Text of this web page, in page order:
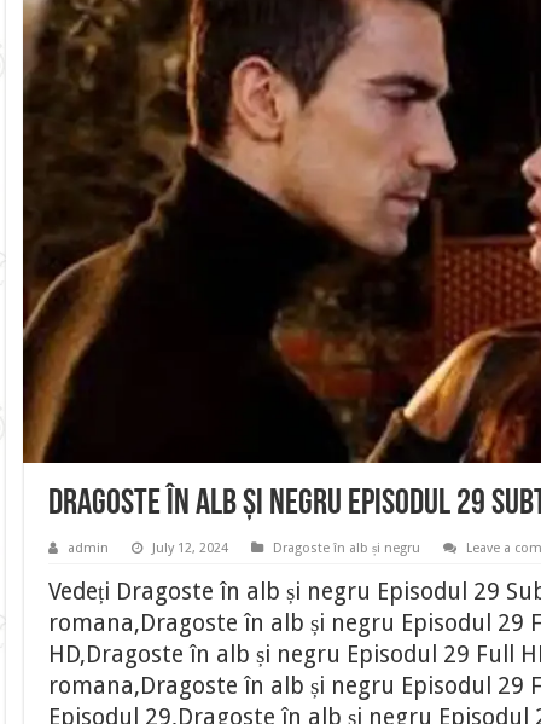
Dragoste în alb și negru Episodul 29
admin July 12, 2024 Dragoste în alb și negru Leave a
Vedeți Dragoste în alb și negru Episodul 29
romana,Dragoste în alb și negru Episodul 29
HD,Dragoste în alb și negru Episodul 29 Full
romana,Dragoste în alb și negru Episodul 29
Episodul 29,Dragoste în alb și negru Episodul